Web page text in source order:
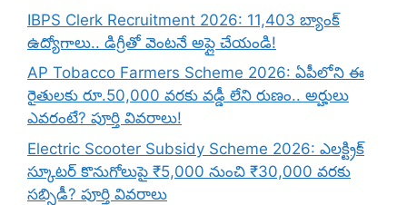
IBPS Clerk Recruitment 2026: 11,403 బ్యాంక్
ఉద్యోగాలు.. డిగ్రీతో వెంటనే అప్లై చేయండి!
AP Tobacco Farmers Scheme 2026: ఏపీలోని ఈ
రైతులకు రూ.50,000 వరకు వడ్డీ లేని రుణం.. అర్హులు
ఎవరంటే? పూర్తి వివరాలు!
Electric Scooter Subsidy Scheme 2026: ఎలక్ట్రిక్
స్కూటర్ కొనుగోలుపై ₹5,000 నుంచి ₹30,000 వరకు
సబ్సిడీ? పూర్తి వివరాలు